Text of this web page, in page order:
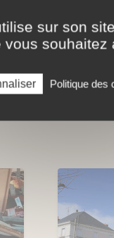
sur son
souhaitez
Politique des